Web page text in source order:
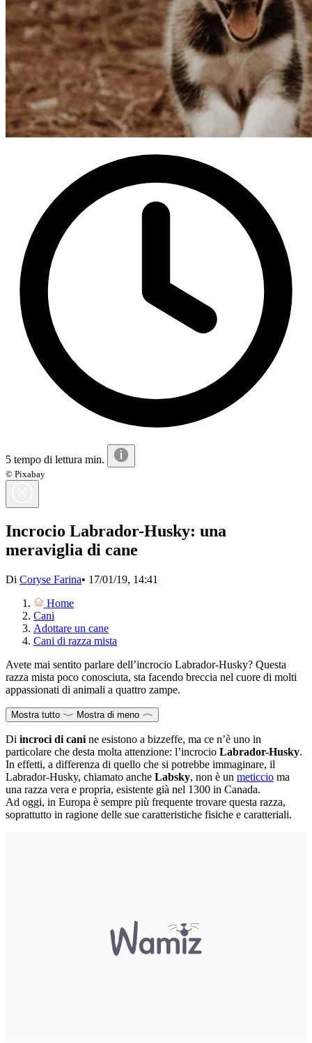
5 tempo di lettura min.
© Pixabay
Incrocio Labrador-Husky: una
meraviglia di cane
Di Coryse Farina• 17/01/19, 14:41
Home
Cani
Adottare un cane
Cani di razza mista
Avete mai sentito parlare dell’incrocio Labrador-Husky? Questa
razza mista poco conosciuta, sta facendo breccia nel cuore di molti
appassionati di animali a quattro zampe.
Mostra tutto Mostra di meno
Di incroci di cani ne esistono a bizzeffe, ma ce n’è uno in
particolare che desta molta attenzione: l’incrocio Labrador-Husky.
In effetti, a differenza di quello che si potrebbe immaginare, il
Labrador-Husky, chiamato anche Labsky, non è un meticcio ma
una razza vera e propria, esistente già nel 1300 in Canada.
Ad oggi, in Europa è sempre più frequente trovare questa razza,
soprattutto in ragione delle sue caratteristiche fisiche e caratteriali.